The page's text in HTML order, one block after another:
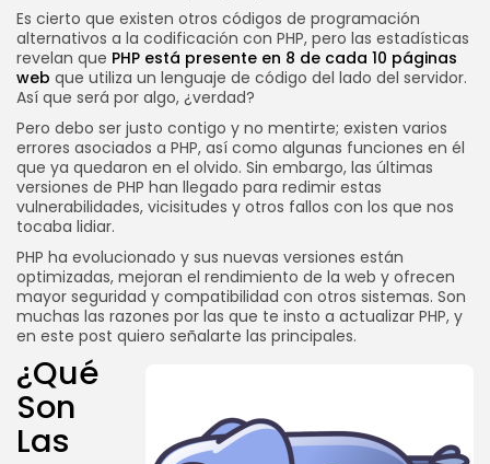
Es cierto que existen otros códigos de programación
alternativos a la codificación con PHP, pero las estadísticas
revelan que PHP está presente en 8 de cada 10 páginas
web que utiliza un lenguaje de código del lado del servidor.
Así que será por algo, ¿verdad?
Pero debo ser justo contigo y no mentirte; existen varios
errores asociados a PHP, así como algunas funciones en él
que ya quedaron en el olvido. Sin embargo, las últimas
versiones de PHP han llegado para redimir estas
vulnerabilidades, vicisitudes y otros fallos con los que nos
tocaba lidiar.
PHP ha evolucionado y sus nuevas versiones están
optimizadas, mejoran el rendimiento de la web y ofrecen
mayor seguridad y compatibilidad con otros sistemas. Son
muchas las razones por las que te insto a actualizar PHP, y
en este post quiero señalarte las principales.
¿Qué
Son
Las